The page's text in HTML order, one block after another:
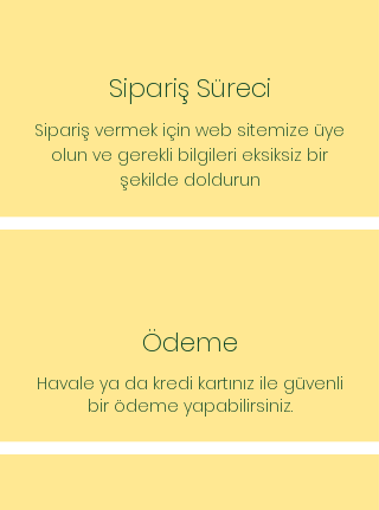
Sipariş Süreci
​Sipariş vermek için web sitemize üye
olun ve gerekli bilgileri eksiksiz bir
şekilde doldurun
Ödeme
Havale ya da kredi kartınız ile güvenli
bir ödeme yapabilirsiniz.